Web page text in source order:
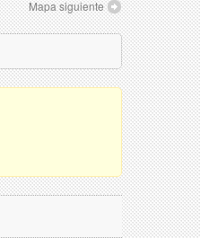
Mapa siguiente